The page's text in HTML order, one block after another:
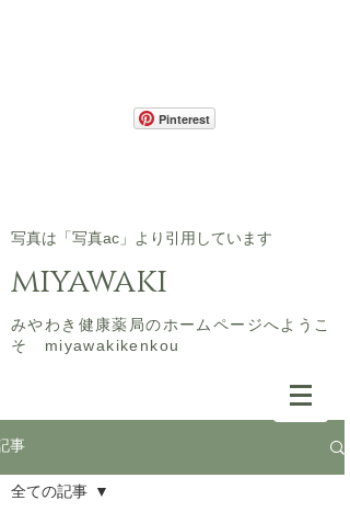
Pinterest
​写真は「写真ac」より引用しています
miyawaki
​みやわき健康薬局のホームページへようこ
そ miyawakikenkou
事
全ての記事